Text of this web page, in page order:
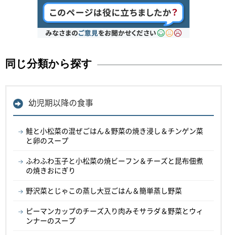
同じ分類から探す
幼児期以降の食事
鮭と小松菜の混ぜごはん＆野菜の焼き浸し＆チンゲン菜
と卵のスープ
ふわふわ玉子と小松菜の焼ビーフン＆チーズと昆布佃煮
の焼きおにぎり
野沢菜とじゃこの蒸し大豆ごはん＆簡単蒸し野菜
ピーマンカップのチーズ入り肉みそサラダ＆野菜とウィ
ンナーのスープ